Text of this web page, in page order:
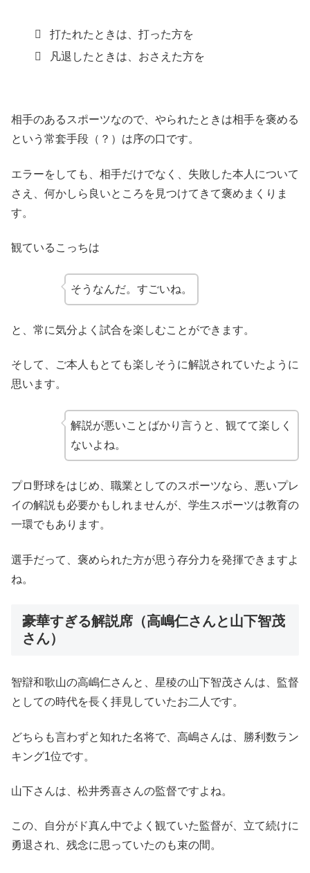
打たれたときは、打った方を
凡退したときは、おさえた方を
相手のあるスポーツなので、やられたときは相手を褒める
という常套手段（？）は序の口です。
エラーをしても、相手だけでなく、失敗した本人について
さえ、何かしら良いところを見つけてきて褒めまくりま
す。
観ているこっちは
そうなんだ。すごいね。
と、常に気分よく試合を楽しむことができます。
そして、ご本人もとても楽しそうに解説されていたように
思います。
解説が悪いことばかり言うと、観てて楽しく
ないよね。
プロ野球をはじめ、職業としてのスポーツなら、悪いプレ
イの解説も必要かもしれませんが、学生スポーツは教育の
一環でもあります。
選手だって、褒められた方が思う存分力を発揮できますよ
ね。
豪華すぎる解説席（高嶋仁さんと山下智茂
さん）
智辯和歌山の高嶋仁さんと、星稜の山下智茂さんは、監督
としての時代を長く拝見していたお二人です。
どちらも言わずと知れた名将で、高嶋さんは、勝利数ラン
キング1位です。
山下さんは、松井秀喜さんの監督ですよね。
この、自分がド真ん中でよく観ていた監督が、立て続けに
勇退され、残念に思っていたのも束の間。